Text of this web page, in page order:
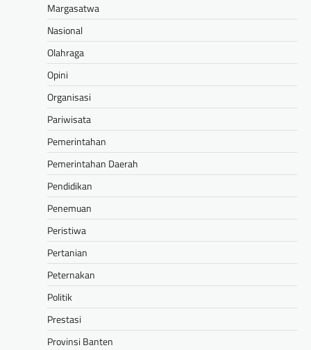
Margasatwa
Nasional
Olahraga
Opini
Organisasi
Pariwisata
Pemerintahan
Pemerintahan Daerah
Pendidikan
Penemuan
Peristiwa
Pertanian
Peternakan
Politik
Prestasi
Provinsi Banten